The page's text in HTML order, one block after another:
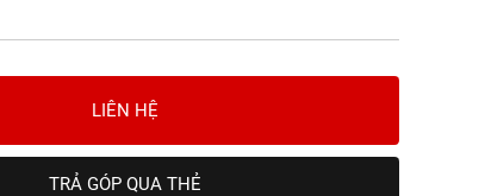
LIÊN HỆ
TRẢ GÓP QUA THẺ